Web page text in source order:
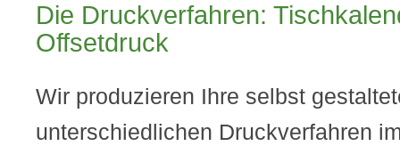
Die Druckverfahren:
Offsetdruck
Wir produzieren Ihre selbst
unterschiedlichen Druckverfahren